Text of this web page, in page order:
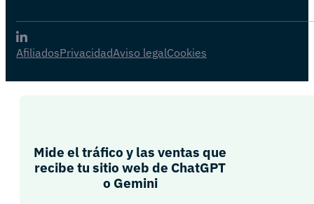
AfiliadosPrivacidadAviso legalCookies
Mide el tráfico y las ventas que
recibe tu sitio web de ChatGPT
o Gemini​